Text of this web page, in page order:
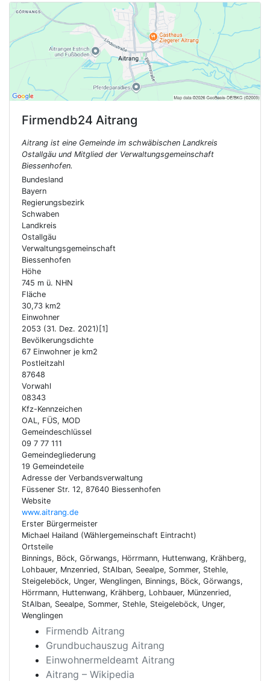
Firmendb24 Aitrang
Aitrang ist eine Gemeinde im schwäbischen Landkreis
Ostallgäu und Mitglied der Verwaltungsgemeinschaft
Biessenhofen.
Bundesland
Bayern
Regierungsbezirk
Schwaben
Landkreis
Ostallgäu
Verwaltungs­gemeinschaft
Biessenhofen
Höhe
745 m ü. NHN
Fläche
30,73 km2
Einwohner
2053 (31. Dez. 2021)[1]
Bevölkerungsdichte
67 Einwohner je km2
Postleitzahl
87648
Vorwahl
08343
Kfz-Kennzeichen
OAL, FÜS, MOD
Gemeindeschlüssel
09 7 77 111
Gemeindegliederung
19 Gemeindeteile
Adresse der Verbandsverwaltung
Füssener Str. 12, 87640 Biessenhofen
Website
www.aitrang.de
Erster Bürgermeister
Michael Hailand (Wählergemeinschaft Eintracht)
Ortsteile
Binnings, Böck, Görwangs, Hörrmann, Huttenwang, Krähberg,
Lohbauer, Mnzenried, StAlban, Seealpe, Sommer, Stehle,
Steigeleböck, Unger, Wenglingen, Binnings, Böck, Görwangs,
Hörrmann, Huttenwang, Krähberg, Lohbauer, Münzenried,
StAlban, Seealpe, Sommer, Stehle, Steigeleböck, Unger,
Wenglingen
Firmendb Aitrang
Grundbuchauszug Aitrang
Einwohnermeldeamt Aitrang
Aitrang – Wikipedia